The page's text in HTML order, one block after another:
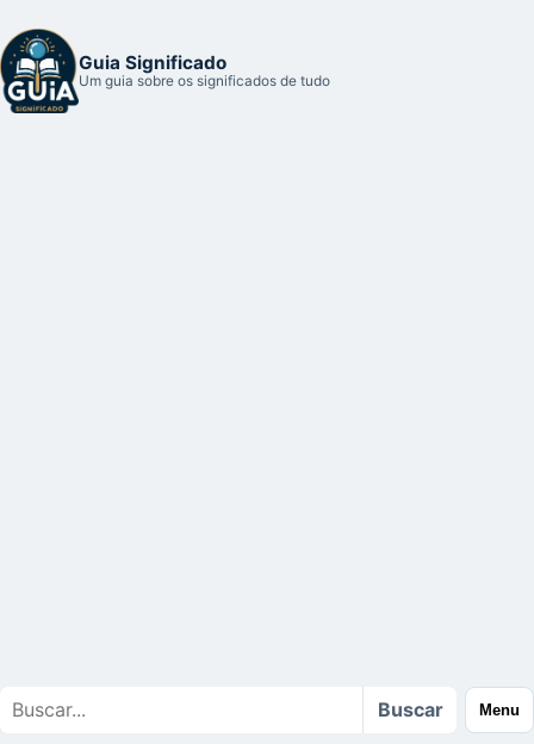
Guia Significado
Um guia sobre os significados de tudo
Buscar
Buscar Menu